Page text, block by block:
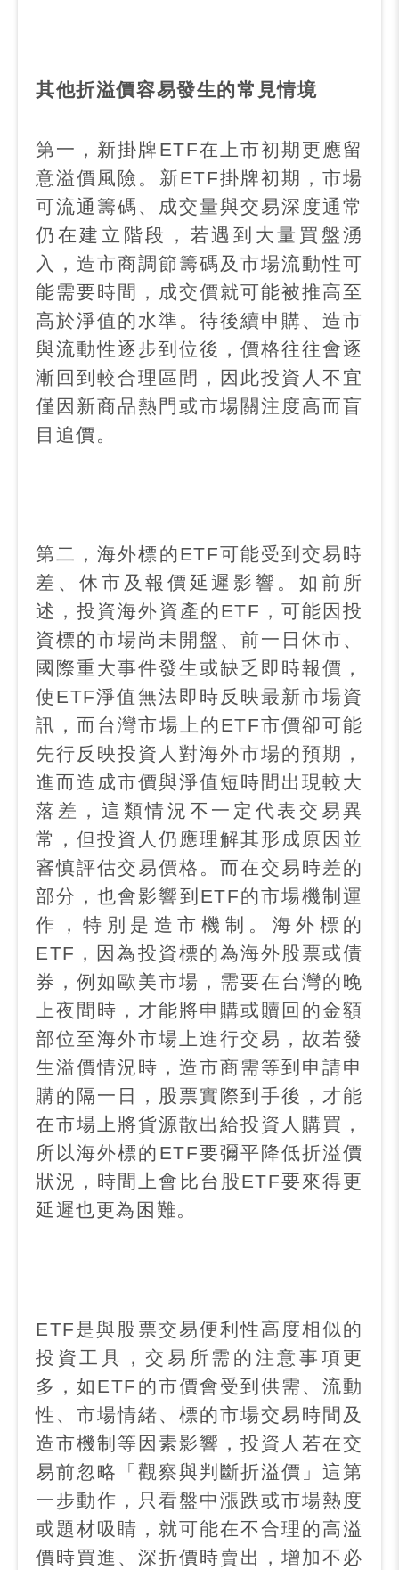
其他折溢價容易發生的常見情境
第一，新掛牌 ETF在上市初期更應留
意溢價風險。新ETF掛牌初期，市場
可流通籌碼、成交量與交易深度通常
仍在建立階段，若遇到大量買盤湧
入，造市商調節籌碼及市場流動性可
能需要時間，成交價就可能被推高至
高於淨值的水準。待後續申購、造市
與流動性逐步到位後，價格往往會逐
漸回到較合理區間，因此投資人不宜
僅因新商品熱門或市場關注度高而盲
目追價。
第二，海外標的ETF可能受到交易時
差、休市及報價延遲影響。如前所
述，投資海外資產的ETF ，可能因投
資標的市場尚未開盤、前一日休市、
國際重大事件發生或缺乏即時報價，
使ETF淨值無法即時反映最新市場資
訊，而台灣市場上的ETF市價卻可能
先行反映投資人對海外市場的預期，
進而造成市價與淨值短時間出現較大
落差，這類情況不一定代表交易異
常，但投資人仍應理解其形成原因並
審慎評估交易價格。而在交易時差的
部分，也會影響到 ETF的市場機制運
作，特別是造市機制。海外標的
ETF ，因為投資標的為海外股票或債
券，例如歐美市場，需要在台灣的晚
上夜間時，才能將申購或贖回的金額
部位至海外市場上進行交易，故若發
生溢價情況時，造市商需等到申請申
購的隔一日，股票實際到手後，才能
在市場上將貨源散出給投資人購買，
所以海外標的 ETF要彌平降低折溢價
狀況，時間上會比台股ETF要來得更
延遲也更為困難。
ETF是與股票交易便利性高度相似的
投資工具，交易所需的注意事項更
多，如 ETF 的市價會受到供需、流動
性、市場情緒、標的市場交易時間及
造市機制等因素影響，投資人若在交
易前忽略「觀察與判斷折溢價」這第
一步動作，只看盤中漲跌或市場熱度
或題材吸睛，就可能在不合理的高溢
價時買進、深折價時賣出，增加不必